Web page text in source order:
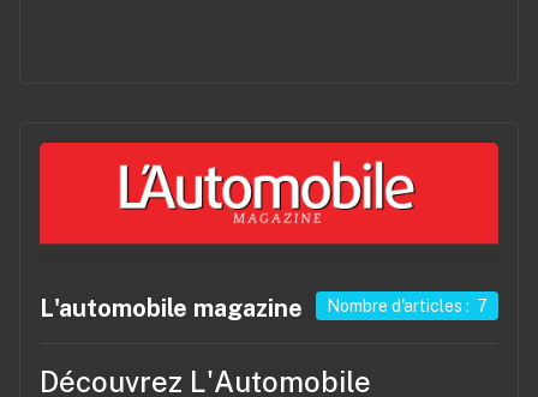
L'automobile magazine Nombre d'articles : 7
Découvrez L'Automobile